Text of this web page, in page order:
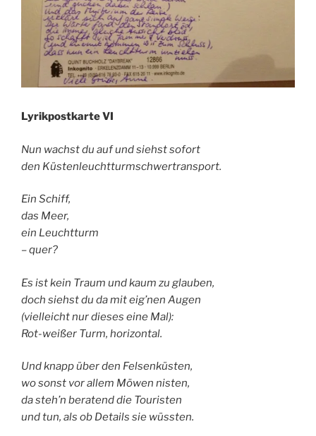
Lyrikpostkarte VI
Nun wachst du auf und siehst sofort
den Küstenleuchtturmschwertransport.
Ein Schiff,
das Meer,
ein Leuchtturm
– quer?
Es ist kein Traum und kaum zu glauben,
doch siehst du da mit eig’nen Augen
(vielleicht nur dieses eine Mal):
Rot-weißer Turm, horizontal.
Und knapp über den Felsenküsten,
wo sonst vor allem Möwen nisten,
da steh’n beratend die Touristen
und tun, als ob Details sie wüssten.